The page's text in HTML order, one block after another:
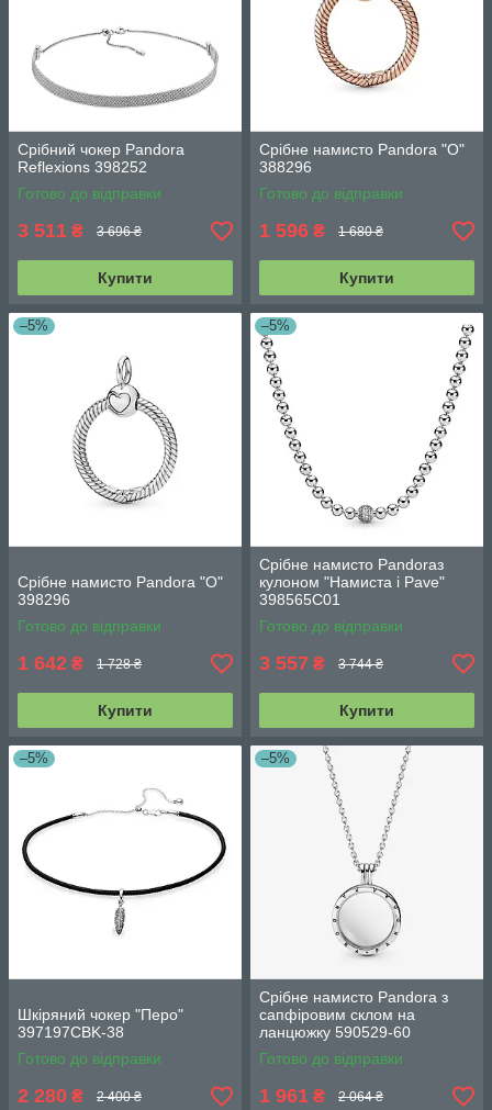
Срібний чокер Pandora
Reflexions 398252
Готово до відправки
3 511 ₴ 3 696 ₴
Купити
Срібне намисто Pandora "О"
388296
Готово до відправки
1 596 ₴ 1 680 ₴
Купити
–5%
Срібне намисто Pandora "О"
398296
Готово до відправки
1 642 ₴ 1 728 ₴
Купити
–5%
Срібне намисто Pandoraз
кулоном "Намиста і Pave"
398565C01
Готово до відправки
3 557 ₴ 3 744 ₴
Купити
–5%
Шкіряний чокер "Перо"
397197CBK-38
Готово до відправки
2 280 ₴ 2 400 ₴
–5%
Срібне намисто Pandora з
сапфіровим склом на
ланцюжку 590529-60
Готово до відправки
1 961 ₴ 2 064 ₴